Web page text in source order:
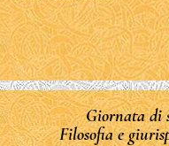
Giornata di
Filosofia e